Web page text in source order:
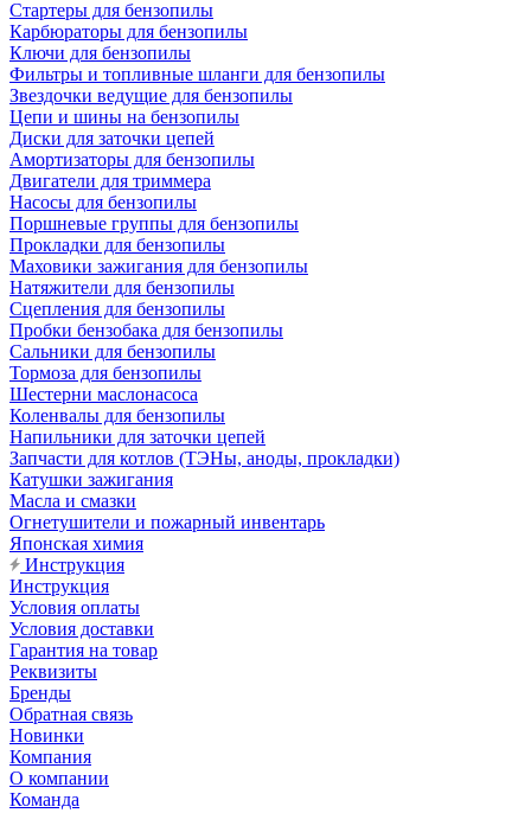
Стартеры для бензопилы
Карбюраторы для бензопилы
Ключи для бензопилы
Фильтры и топливные шланги для бензопилы
Звездочки ведущие для бензопилы
Цепи и шины на бензопилы
Диски для заточки цепей
Амортизаторы для бензопилы
Двигатели для триммера
Насосы для бензопилы
Поршневые группы для бензопилы
Прокладки для бензопилы
Маховики зажигания для бензопилы
Натяжители для бензопилы
Сцепления для бензопилы
Пробки бензобака для бензопилы
Сальники для бензопилы
Тормоза для бензопилы
Шестерни маслонасоса
Коленвалы для бензопилы
Напильники для заточки цепей
Запчасти для котлов (ТЭНы, аноды, прокладки)
Катушки зажигания
Масла и смазки
Огнетушители и пожарный инвентарь
Японская химия
Инструкция
Инструкция
Условия оплаты
Условия доставки
Гарантия на товар
Реквизиты
Бренды
Обратная связь
Новинки
Компания
О компании
Команда